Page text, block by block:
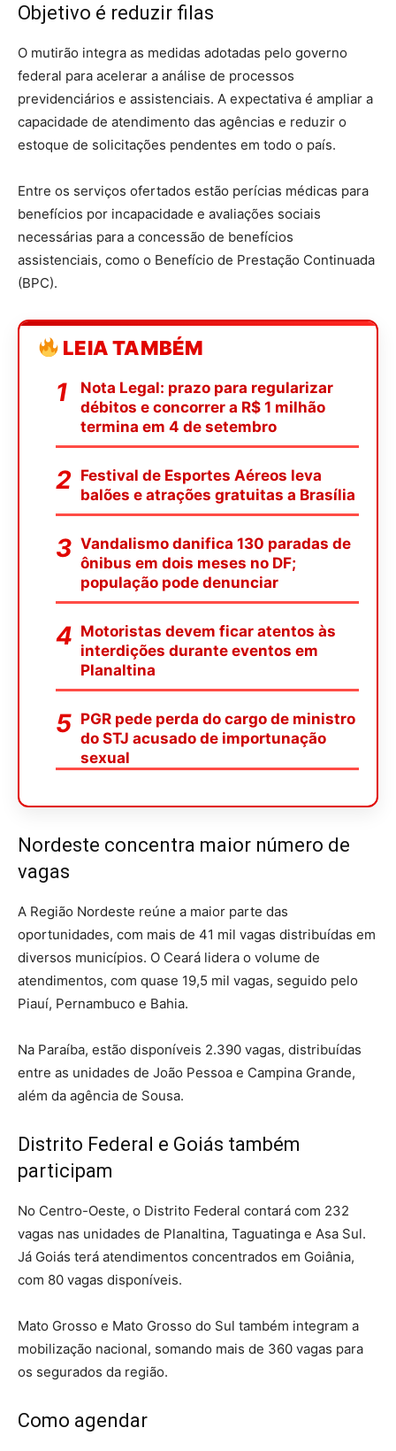
Objetivo é reduzir filas
O mutirão integra as medidas adotadas pelo governo
federal para acelerar a análise de processos
previdenciários e assistenciais. A expectativa é ampliar a
capacidade de atendimento das agências e reduzir o
estoque de solicitações pendentes em todo o país.
Entre os serviços ofertados estão perícias médicas para
benefícios por incapacidade e avaliações sociais
necessárias para a concessão de benefícios
assistenciais, como o Benefício de Prestação Continuada
(BPC).
LEIA TAMBÉM
Nota Legal: prazo para regularizar
débitos e concorrer a R$ 1 milhão
termina em 4 de setembro
Festival de Esportes Aéreos leva
balões e atrações gratuitas a Brasília
Vandalismo danifica 130 paradas de
ônibus em dois meses no DF;
população pode denunciar
Motoristas devem ficar atentos às
interdições durante eventos em
Planaltina
PGR pede perda do cargo de ministro
do STJ acusado de importunação
sexual
Nordeste concentra maior número de
vagas
A Região Nordeste reúne a maior parte das
oportunidades, com mais de 41 mil vagas distribuídas em
diversos municípios. O Ceará lidera o volume de
atendimentos, com quase 19,5 mil vagas, seguido pelo
Piauí, Pernambuco e Bahia.
Na Paraíba, estão disponíveis 2.390 vagas, distribuídas
entre as unidades de João Pessoa e Campina Grande,
além da agência de Sousa.
Distrito Federal e Goiás também
participam
No Centro-Oeste, o Distrito Federal contará com 232
vagas nas unidades de Planaltina, Taguatinga e Asa Sul.
Já Goiás terá atendimentos concentrados em Goiânia,
com 80 vagas disponíveis.
Mato Grosso e Mato Grosso do Sul também integram a
mobilização nacional, somando mais de 360 vagas para
os segurados da região.
Como agendar